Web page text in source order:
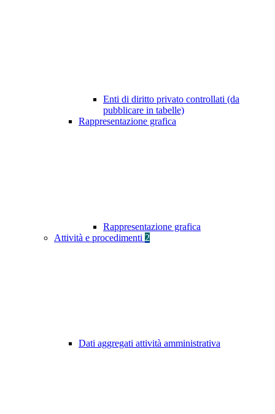
Enti di diritto privato controllati (da
pubblicare in tabelle)
Rappresentazione grafica
Rappresentazione grafica
Attività e procedimenti 2
Dati aggregati attività amministrativa